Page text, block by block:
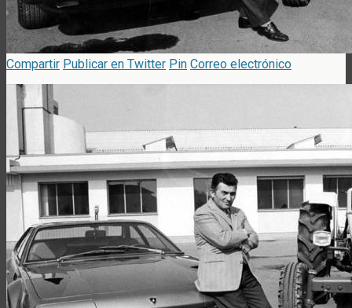
Compartir Publicar en Twitter Pin Correo electrónico